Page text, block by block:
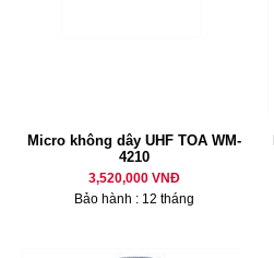
Micro không dây UHF TOA WM-
4210
3,520,000 VNĐ
Bảo hành : 12 tháng